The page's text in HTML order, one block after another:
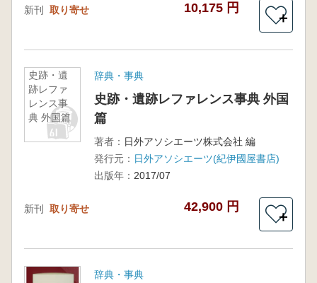
新刊 取り寄せ 10,175 円
＋
史跡・遺
跡レファ
レンス事
典 外国篇
辞典・事典
史跡・遺跡レファレンス事典 外国
篇
著者： 日外アソシエーツ株式会社 編
発行元： 日外アソシエーツ(紀伊國屋書店)
出版年： 2017/07
新刊 取り寄せ 42,900 円
＋
辞典・事典